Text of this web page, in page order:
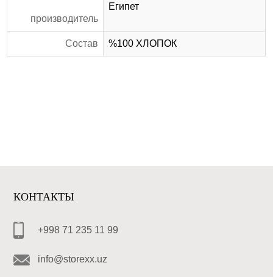
производитель
Египет
Состав %100 ХЛОПОК
КОНТАКТЫ
+998 71 235 11 99
info@storexx.uz